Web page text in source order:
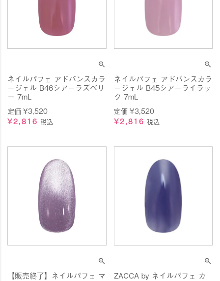
ネイルパフェ アドバンスカラ
ージェル B46シアーラズベリ
ー 7mL
定価¥3,520
¥2,816 税込
ネイルパフェ アドバンスカラ
ージェル B45シアーライラッ
ク 7mL
定価 ¥3,520
¥2,816 税込
【販売終了】ネイルパフェ マ
ZACCA by ネイルパフェ カ